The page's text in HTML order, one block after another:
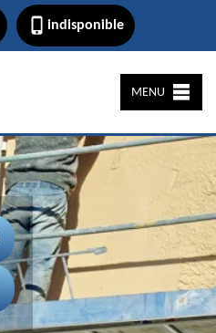
indisponible
MENU